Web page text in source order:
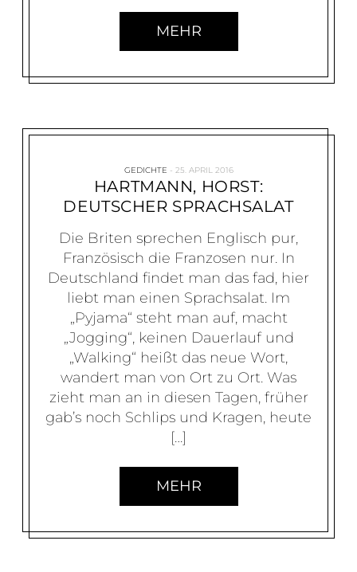
MEHR
GEDICHTE 25. APRIL 2016
HARTMANN, HORST:
DEUTSCHER SPRACHSALAT
Die Briten sprechen Englisch pur,
Französisch die Franzosen nur. In
Deutschland findet man das fad, hier
liebt man einen Sprachsalat. Im
„Pyjama“ steht man auf, macht
„Jogging“, keinen Dauerlauf und
„Walking“ heißt das neue Wort,
wandert man von Ort zu Ort. Was
zieht man an in diesen Tagen, früher
gab’s noch Schlips und Kragen, heute
[…]
MEHR